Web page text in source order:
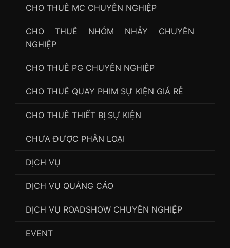
CHO THUÊ MC CHUYÊN NGHIỆP
CHO THUÊ NHÓM NHẢY CHUYÊN
NGHIỆP
CHO THUÊ PG CHUYÊN NGHIỆP
CHO THUÊ QUAY PHIM SỰ KIỆN GIÁ RẺ
CHO THUÊ THIẾT BỊ SỰ KIỆN
CHƯA ĐƯỢC PHÂN LOẠI
DỊCH VỤ
DỊCH VỤ QUẢNG CÁO
DỊCH VỤ ROADSHOW CHUYÊN NGHIỆP
EVENT